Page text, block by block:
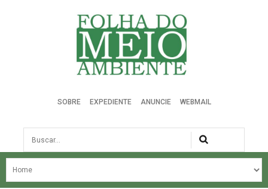
Folha do Meio Ambiente
SOBRE EXPEDIENTE ANUNCIE WEBMAIL
Busca
NOSSA HISTÓRIA